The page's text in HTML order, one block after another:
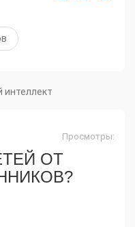
интеллект
Просмотры:
ОТ